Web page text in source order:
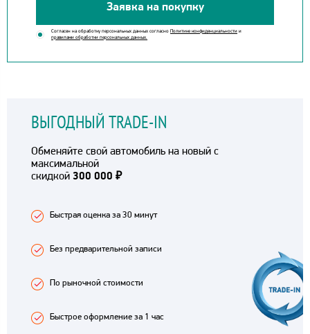
Заявка на покупку
Согласен на обработку персональных данных согласно Политике конфиденциальности и
правилами обработки персональных данных.
ВЫГОДНЫЙ TRADE-IN
Обменяйте свой автомобиль на новый с
максимальной
скидкой 300 000 ₽
Быстрая оценка за 30 минут
Без предварительной записи
По рыночной стоимости
Быстрое оформление за 1 час